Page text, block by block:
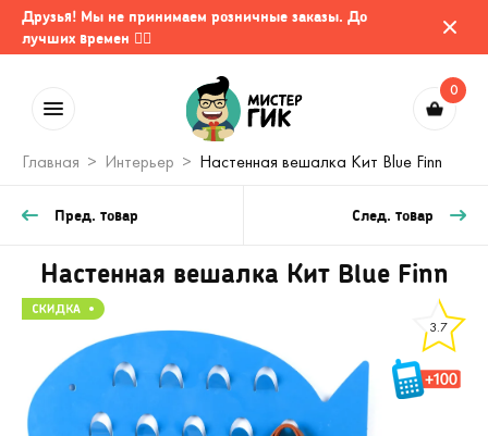
Друзья! Мы не принимаем розничные заказы. До
лучших времен 🤷‍♂️
0
Главная Интерьер Настенная вешалка Кит Blue Finn
Пред. товар След. товар
Настенная вешалка Кит Blue Finn
3.7